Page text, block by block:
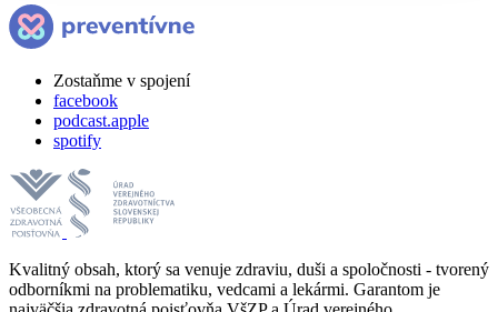
Zostaňme v spojení
facebook
podcast.apple
spotify
Kvalitný obsah, ktorý sa venuje zdraviu, duši a spoločnosti - tvorený
odborníkmi na problematiku, vedcami a lekármi. Garantom je